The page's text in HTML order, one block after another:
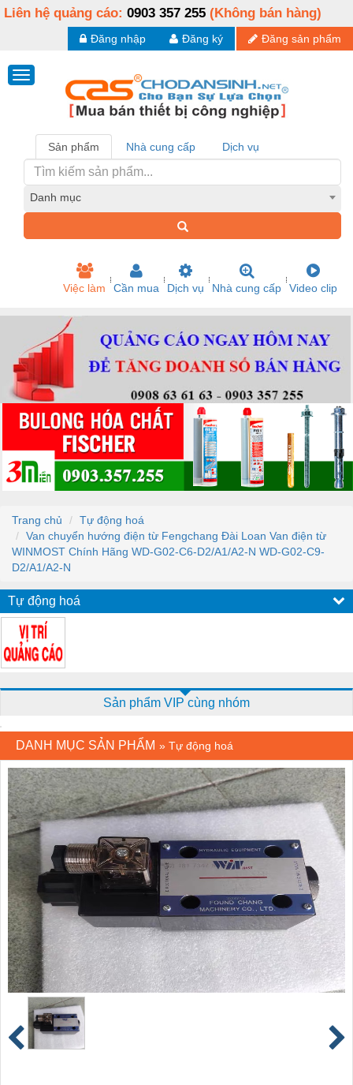
Liên hệ quảng cáo: 0903 357 255 (Không bán hàng)
Đăng sản phẩm
Đăng ký
Đăng nhập
Sản phẩm Nhà cung cấp Dịch vụ
Danh mục
Việc làm Cần mua Dịch vụ Nhà cung cấp Video clip
Trang chủ
Tự động hoá
Van chuyển hướng điện từ Fengchang Đài Loan Van điện từ
WINMOST Chính Hãng WD-G02-C6-D2/A1/A2-N WD-G02-C9-
D2/A1/A2-N
Tự động hoá
Sản phẩm VIP cùng nhóm
DANH MỤC SẢN PHẨM » Tự động hoá